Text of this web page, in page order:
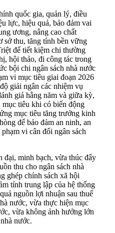
quốc gia, quản lý, điều
lực, hiệu quả, bảo đảm vai
ương, nâng cao chất
sở thu, tăng tính bền vững
để tiết kiệm chi thường
hội thảo, đi công tác trong
bội chi ngân sách nhà nước
vi mục tiêu giai đoạn 2026
giải ngân các nhiệm vụ
giá hằng năm và giữa kỳ,
tiêu khi có biến động
mục tiêu tăng trưởng kinh
để bảo đảm an ninh, an
vi cân đối ngân sách
đại, minh bạch, vừa thúc đẩy
thu cho ngân sách nhà
ghép chính sách xã hội
tính trung lập của hệ thống
nguồn lợi nhuận sau thuế
nước, vừa thực hiện mục
vừa không ảnh hưởng lớn
nước.